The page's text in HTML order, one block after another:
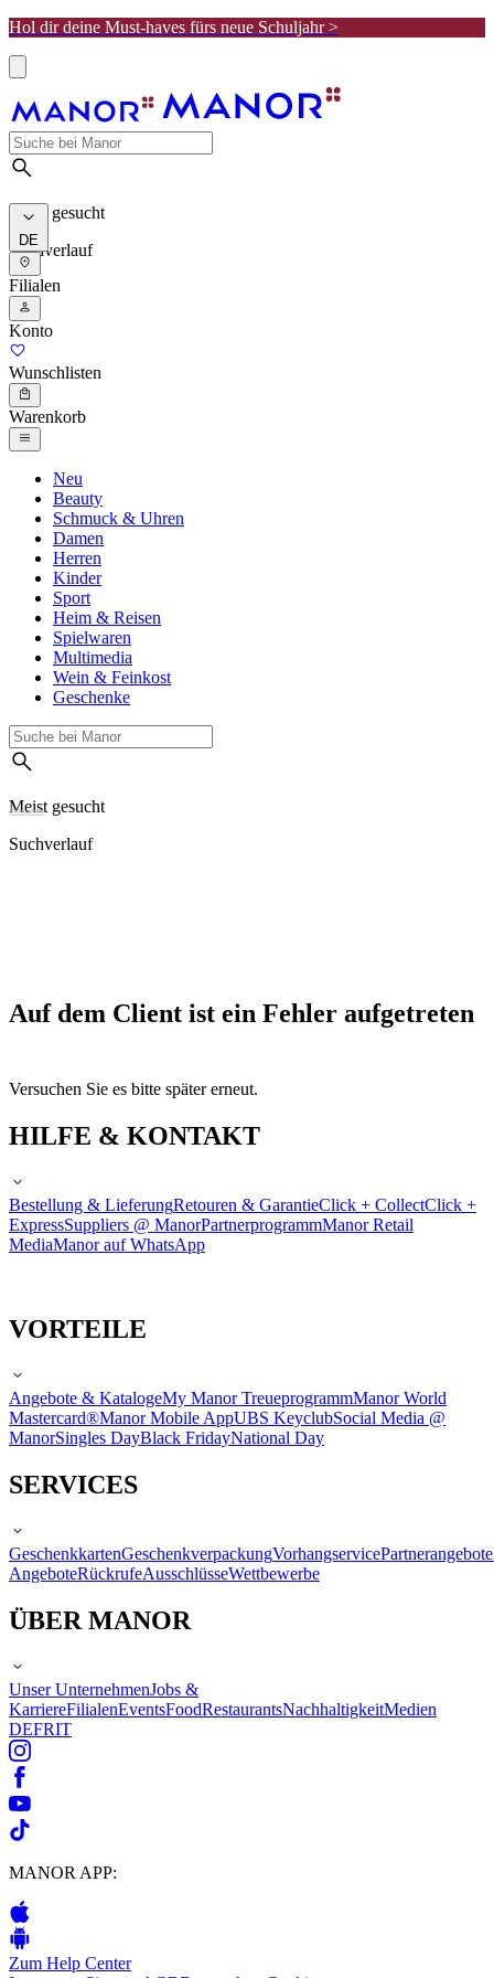
Hol dir deine Must-haves fürs neue Schuljahr >
Meist gesucht
Suchverlauf
DE
Filialen
Konto
Wunschlisten
Warenkorb
Neu
Beauty
Schmuck & Uhren
Damen
Herren
Kinder
Sport
Heim & Reisen
Spielwaren
Multimedia
Wein & Feinkost
Geschenke
Meist gesucht
Suchverlauf
Auf dem Client ist ein Fehler aufgetreten
Versuchen Sie es bitte später erneut.
HILFE & KONTAKT
Bestellung & LieferungRetouren & GarantieClick + CollectClick +
ExpressSuppliers @ ManorPartnerprogrammManor Retail
MediaManor auf WhatsApp
VORTEILE
Angebote & KatalogeMy Manor TreueprogrammManor World
Mastercard®Manor Mobile AppUBS KeyclubSocial Media @
ManorSingles DayBlack FridayNational Day
SERVICES
GeschenkkartenGeschenkverpackungVorhangservicePartnerangebote
AngeboteRückrufeAusschlüsseWettbewerbe
ÜBER MANOR
Unser UnternehmenJobs &
KarriereFilialenEventsFoodRestaurantsNachhaltigkeitMedien
DEFRIT
MANOR APP:
Zum Help Center